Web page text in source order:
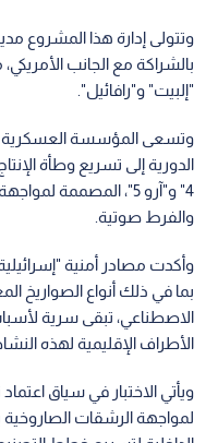
وتتولى إدارة هذا المشروع
بالشراكة مع الجانب
"إلبيت" و"رافائيل".
وتسعى المؤسسة العسكرية
الدورية إلى تسريع وطأة
4" و"آرو 5"، المصممة
والفرط صوتية.
وأكدت مصادر أمنية
بما في ذلك أنواع الصواريخ
الاصطناعي، تبقى سرية
الأطراف الإقليمية لهذه
ويأتي الاختبار في سياق
لمواجهة الرشقات الصاروخية